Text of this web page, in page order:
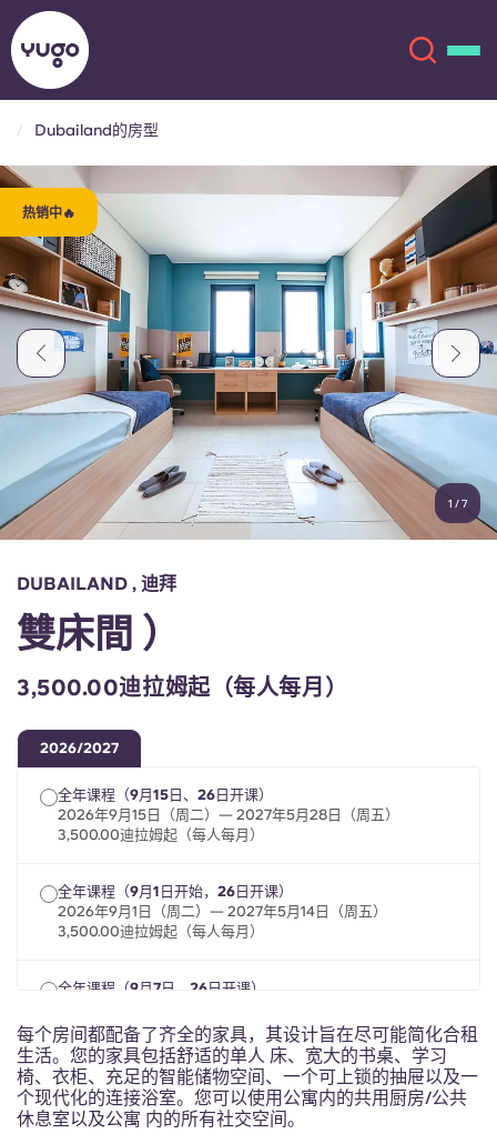
关于我们
地点
更多
账户 语言
English (GB)
Español
Deutsch
Italian
French
选择一个国家
立即预订
Chinese Español
Català Deutsch
Italian French
Portuguese
Dubailand的房型
热销中🔥
1 /7
DUBAILAND , 迪拜
雙床間 ）
3,500.00迪拉姆起（每人每月）
2026/2027
全年课程（9月15日、26日开课）
2026年9月15日（周二）— 2027年5月28日（周五）
3,500.00迪拉姆起（每人每月）
全年课程（9月1日开始，26日开课）
2026年9月1日（周二）— 2027年5月14日（周五）
3,500.00迪拉姆起（每人每月）
全年课程（9月7日、26日开课）
3,500.00迪拉姆起（每人每月）
全年课程（8月25日，26日开课）
2026年8月25日（周二）— 2027年5月7日（周五）
3,500.00迪拉姆起（每人每月）
每个房间都配备了齐全的家具，其设计旨在尽可能简化合租
生活。您的家具包括舒适的单人 床、宽大的书桌、学习
椅、衣柜、充足的智能储物空间、一个可上锁的抽屉以及一
个现代化的连接浴室。您可以使用公寓内的共用厨房/公共
休息室以及公寓 内的所有社交空间。